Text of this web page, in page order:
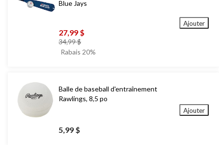
Blue Jays
27,99 $
34,99 $prix
était
Rabais 20%
Ajouter
Balle de baseball d'entraînement
Rawlings, 8,5 po
5,99 $
Ajouter